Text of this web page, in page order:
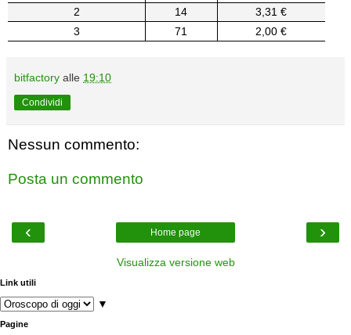
2
14
3,31 €
3
71 2,00 €
bitfactory alle 19:10
Condividi
Nessun commento:
Posta un commento
‹ ›
Home page
Visualizza versione web
Link utili
▼
Pagine